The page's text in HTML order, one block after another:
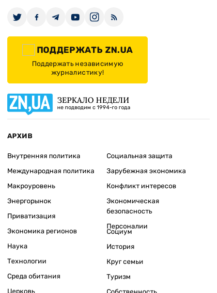
ПОДДЕРЖАТЬ ZN.UA
Поддержать независимую
журналистику!
ЗЕРКАЛО НЕДЕЛИ
не подводим с 1994-го года
АРХИВ
Внутренняя политика
Международная политика
Макроуровень
Энергорынок
Приватизация
Экономика регионов
Социальная защита
Зарубежная экономика
Конфликт интересов
Экономическая
безопасность
Персоналии
Наука
Технологии
Среда обитания
Социум
История
Круг семьи
Туризм